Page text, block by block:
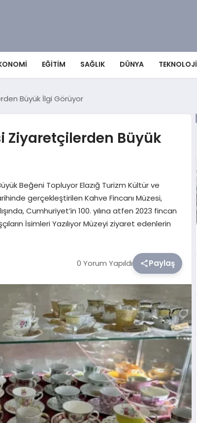
EĞITIM SAĞLIK DÜNYA TEKNOLOJI
Büyük İlgi Görüyor
Ziyaretçilerden Büyük
Beğeni Topluyor Elazığ Turizm Kültür ve
gerçekleştirilen Kahve Fincanı Müzesi,
Cumhuriyet’in 100. yılına atfen 2023 fincan
İsimleri Yazılıyor Müzeyi ziyaret edenlerin
0 Yorum Yapıldı Paylaş